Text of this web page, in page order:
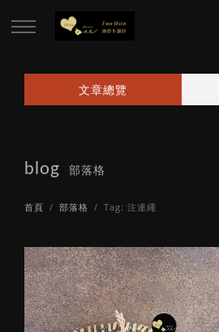
回主選單
About Cynthia
回主選單
日本 AUBE 不凋花證照課
韓國 BDRA 花禮物大師 Lv.1 證照
課
回主選單
日本花器
客製花禮
回主選單
中央社報導
工商時報轉載
工商時報報導
文章總覽
blog 部落格
首頁 部落格 Tag: 注連繩